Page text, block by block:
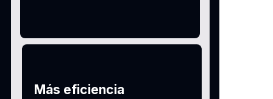
Más eficiencia